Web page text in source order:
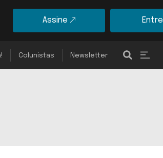
Assine Entre
Colunistas Newsletter